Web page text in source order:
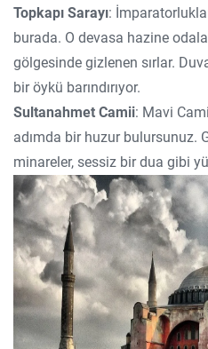
Topkapı Sarayı:
burada. O devasa hazine
gölgesinde gizlenen sırlar.
bir öykü barındırıyor.
Sultanahmet Camii: Mavi
adımda bir huzur bulursunuz.
minareler, sessiz bir dua gibi